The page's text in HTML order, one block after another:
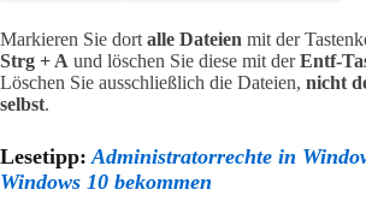
Markieren Sie dort alle Dateien mit der
Strg + A und löschen Sie diese mit derEntf-
Löschen Sie ausschließlich die Dateien, nicht
selbst.
Lesetipp: Administratorrechte in
Windows 10 bekommen